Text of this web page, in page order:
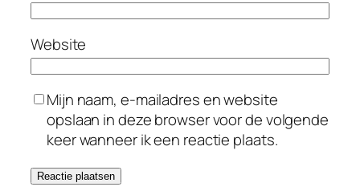
Website
Mijn naam, e-mailadres en website
opslaan in deze browser voor de volgende
keer wanneer ik een reactie plaats.